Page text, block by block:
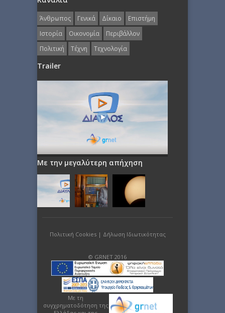
Άνθρωπος Γενικά Δίκαιο
Επιστήμη
Ιστορία
Οικονομία
Περιβάλλον
Πολιτική
Τέχνη Τεχνολογία
Trailer
Με την μεγαλύτερη απήχηση
Πολιτική Cookies| Δήλωση Ιδιωτικότητας
© GRNET 2016
Με τη
συγχρηματοδότηση της